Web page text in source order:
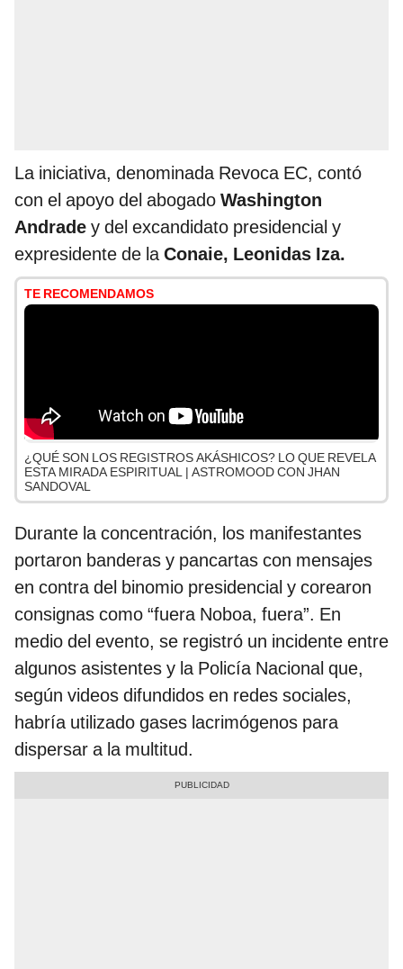
La iniciativa, denominada Revoca EC, contó
con el apoyo del abogado Washington
Andrade y del excandidato presidencial y
expresidente de laConaie, Leonidas Iza.
TE RECOMENDAMOS
¿QUÉ SON LOS REGISTROS AKÁSHICOS? LO QUE REVELA
ESTA MIRADA ESPIRITUAL | ASTROMOOD CON JHAN
SANDOVAL
Durante la concentración, los manifestantes
portaron banderas y pancartas con mensajes
en contra del binomio presidencial y corearon
consignas como “fuera Noboa, fuera”. En
medio del evento, se registró un incidente entre
algunos asistentes y la Policía Nacional que,
según videos difundidos en redes sociales,
habría utilizado gases lacrimógenos para
dispersar a la multitud.